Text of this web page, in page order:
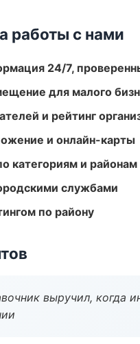
работы с нами
24/7,
для малого
и рейтинг
и онлайн-карты
категориям и районам
службами
по району
выручил, когда